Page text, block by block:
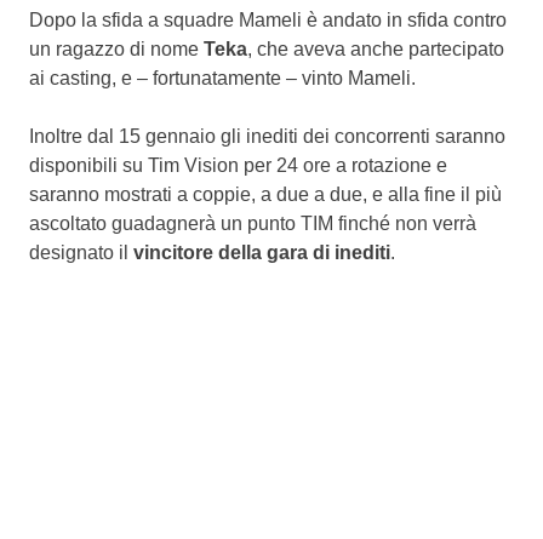
Dopo la sfida a squadre Mameli è andato in sfida contro
un ragazzo di nome Teka, che aveva anche partecipato
ai casting, e – fortunatamente – vinto Mameli.
Inoltre dal 15 gennaio gli inediti dei concorrenti saranno
disponibili su Tim Vision per 24 ore a rotazione e
saranno mostrati a coppie, a due a due, e alla fine il più
ascoltato guadagnerà un punto TIM finché non verrà
designato il vincitore della gara di inediti.